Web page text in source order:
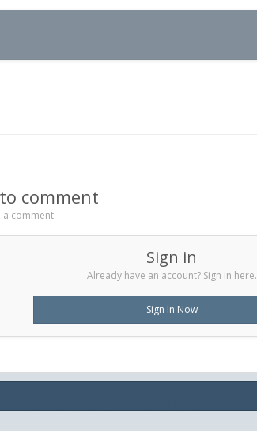
comment
comment
Sign in
Already have an account? Sign in here.
Sign In Now